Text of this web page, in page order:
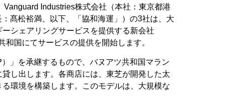
Industries株式会社（本社：東京都港
髙松裕満、以下、「協和海運」）の3社は、大
シェアリングサービスを提供する新会社
国にてサービスの提供を開始します。
」を承継するもので、バヌアツ共和国マラン
し出します。各商店には、東芝が開発した太
環境を構築します。このモデルは、大規模な